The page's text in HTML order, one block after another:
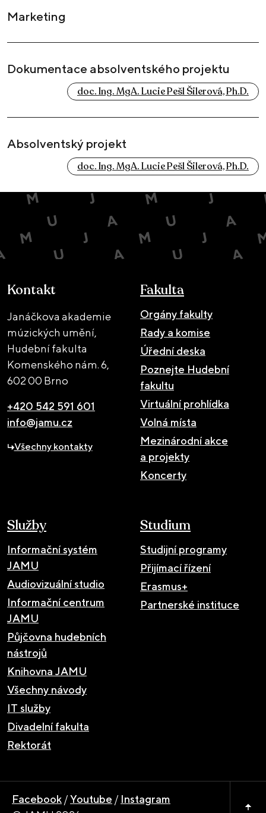
Marketing
Dokumentace absolventského projektu
doc. Ing. MgA. Lucie Pešl Šilerová, Ph.D.
Absolventský projekt
doc. Ing. MgA. Lucie Pešl Šilerová, Ph.D.
Kontakt
Janáčkova akademie
múzických umění,
Hudební fakulta
Komenského nám. 6,
602 00 Brno
+420 542 591 601
info@jamu.cz
Všechny kontakty
Fakulta
Orgány fakulty
Rady a komise
Úřední deska
Poznejte Hudební
fakultu
Virtuální prohlídka
Volná místa
Mezinárodní akce
a projekty
Koncerty
Služby
Informační systém
JAMU
Audiovizuální studio
Informační centrum
JAMU
Půjčovna hudebních
nástrojů
Knihovna JAMU
Všechny návody
IT služby
Divadelní fakulta
Rektorát
Studium
Studijní programy
Přijímací řízení
Erasmus+
Partnerské instituce
Facebook /Youtube / Instagram